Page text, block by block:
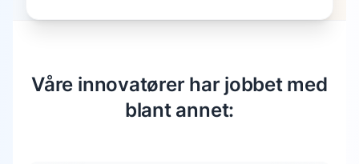
Våre innovatører har jobbet med
blant annet: